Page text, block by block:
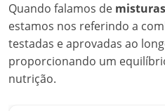
Quando falamos de
estamos nos referindo a
testadas e aprovadas ao
proporcionando um
nutrição.